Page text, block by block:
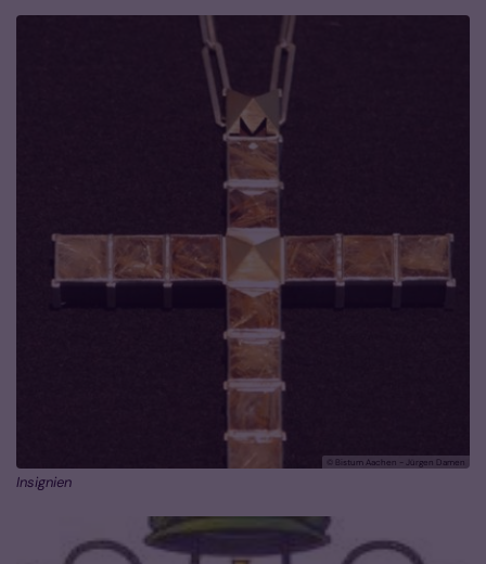
© Bistum Aachen - Jürgen Damen
Insignien